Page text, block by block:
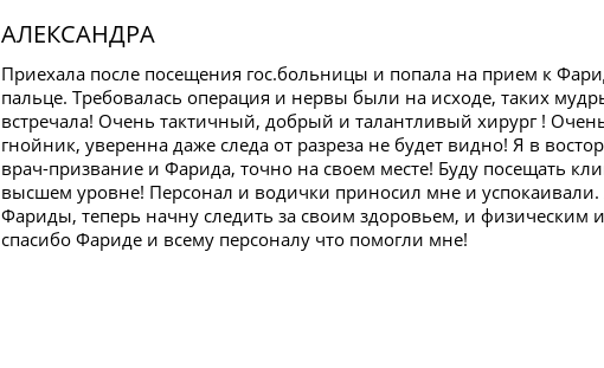
АЛЕКСАНДРА
Приехала после посещения гос.больницы и попала на прием к
пальце. Требовалась операция и нервы были на исходе, таких
встречала! Очень тактичный, добрый и талантливый хирург !
гнойник, уверенна даже следа от разреза не будет видно! Я в
врач-призвание и Фарида, точно на своем месте! Буду посещать
высшем уровне! Персонал и водички приносил мне и
Фариды, теперь начну следить за своим здоровьем, и
спасибо Фариде и всему персоналу что помогли мне!